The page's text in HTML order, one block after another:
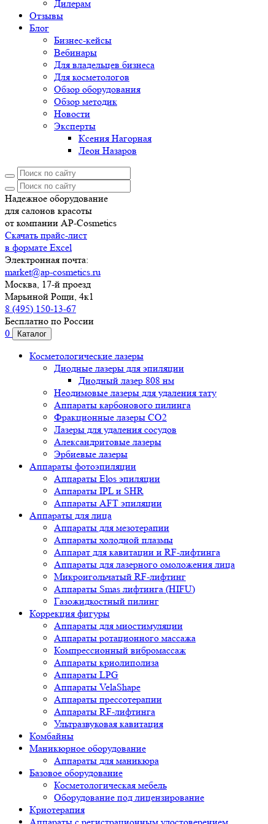
Дилерам
Отзывы
Блог
Бизнес-кейсы
Вебинары
Для владельцев бизнеса
Для косметологов
Обзор оборудования
Обзор методик
Новости
Эксперты
Ксения Нагорная
Леон Назаров
Надежное оборудование
для салонов красоты
от компании AP-Cosmetics
Скачать прайс-лист
в формате Excel
Электронная почта:
market@ap-cosmetics.ru
Москва, 17-й проезд
Марьиной Рощи, 4к1
8 (495) 150-13-67
Бесплатно по России
0
Каталог
Косметологические лазеры
Диодные лазеры для эпиляции
Диодный лазер 808 нм
Неодимовые лазеры для удаления тату
Аппараты карбонового пилинга
Фракционные лазеры CO2
Лазеры для удаления сосудов
Александритовые лазеры
Эрбиевые лазеры
Аппараты фотоэпиляции
Аппараты Elos эпиляции
Аппараты IPL и SHR
Аппараты AFT эпиляции
Аппараты для лица
Аппараты для мезотерапии
Аппараты холодной плазмы
Аппарат для кавитации и RF-лифтинга
Аппараты для лазерного омоложения лица
Микроигольчатый RF-лифтинг
Аппараты Smas лифтинга (HIFU)
Газожидкостный пилинг
Коррекция фигуры
Аппараты для миостимуляции
Аппараты ротационного массажа
Компрессионный вибромассаж
Аппараты криолиполиза
Аппараты LPG
Аппараты VelaShape
Аппараты прессотерапии
Аппараты RF-лифтинга
Ультразвуковая кавитация
Комбайны
Маникюрное оборудование
Аппараты для маникюра
Базовое оборудование
Косметологическая мебель
Оборудование под лицензирование
Криотерапия